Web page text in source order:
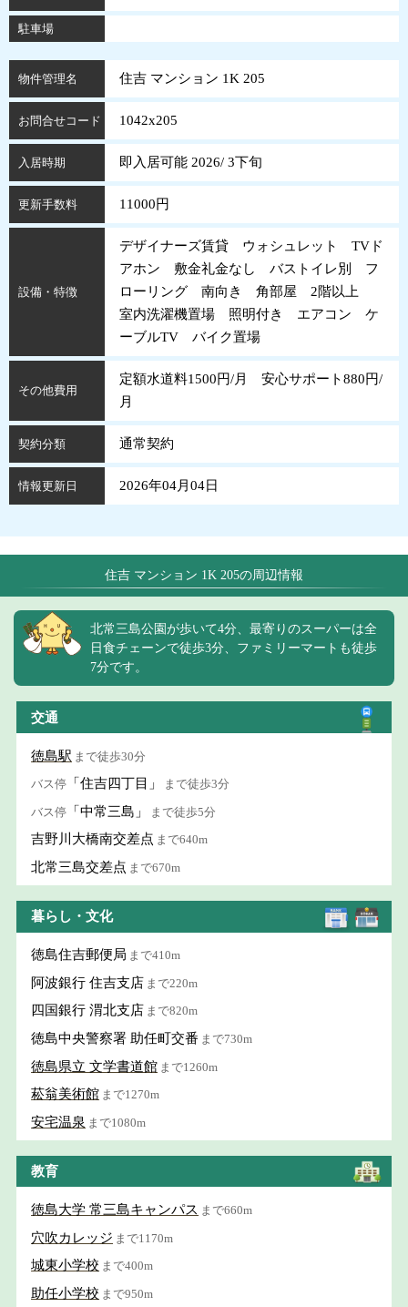
駐車場
物件管理名 住吉 マンション 1K 205
お問合せコード 1042x205
入居時期 即入居可能 2026/ 3下旬
更新手数料 11000円
設備・特徴
デザイナーズ賃貸 ウォシュレット TVド
アホン 敷金礼金なし バストイレ別 フ
ローリング 南向き 角部屋 2階以上
室内洗濯機置場 照明付き エアコン ケ
ーブルTV バイク置場
その他費用
定額水道料1500円/月 安心サポート880円/
月
契約分類 通常契約
情報更新日 2026年04月04日
住吉 マンション 1K 205の周辺情報
北常三島公園が歩いて4分、最寄りのスーパーは全
日食チェーンで徒歩3分、ファミリーマートも徒歩
7分です。
交通
徳島駅 まで徒歩30分
バス停 「住吉四丁目」 まで徒歩3分
バス停 「中常三島」 まで徒歩5分
吉野川大橋南交差点 まで640m
北常三島交差点 まで670m
暮らし・文化
徳島住吉郵便局 まで410m
阿波銀行 住吉支店 まで220m
四国銀行 渭北支店 まで820m
徳島中央警察署 助任町交番 まで730m
徳島県立 文学書道館 まで1260m
菘翁美術館 まで1270m
安宅温泉 まで1080m
教育
徳島大学 常三島キャンパス まで660m
穴吹カレッジ まで1170m
城東小学校 まで400m
助任小学校 まで950m